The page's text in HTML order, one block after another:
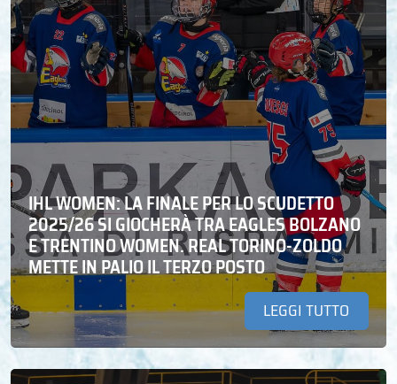
IHL WOMEN: LA FINALE PER LO SCUDETTO
2025/26 SI GIOCHERÀ TRA EAGLES BOLZANO
E TRENTINO WOMEN. REAL TORINO-ZOLDO
METTE IN PALIO IL TERZO POSTO
LEGGI TUTTO